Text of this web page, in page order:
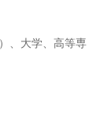
、大学、高等専